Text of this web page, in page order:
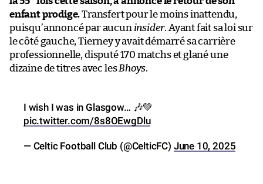
enfant prodige.Transfert pour le moins inattendu,
puisqu’annoncé par aucun insider. Ayant fait sa loi sur
le côté gauche, Tierney y avait démarré sa carrière
professionnelle, disputé 170 matchs et glané une
dizaine de titres avec lesBhoys.
I wish I was in Glasgow… 🎶💚
pic.twitter.com/8s8OEwgDlu
— Celtic Football Club (@CelticFC) June 10, 2025